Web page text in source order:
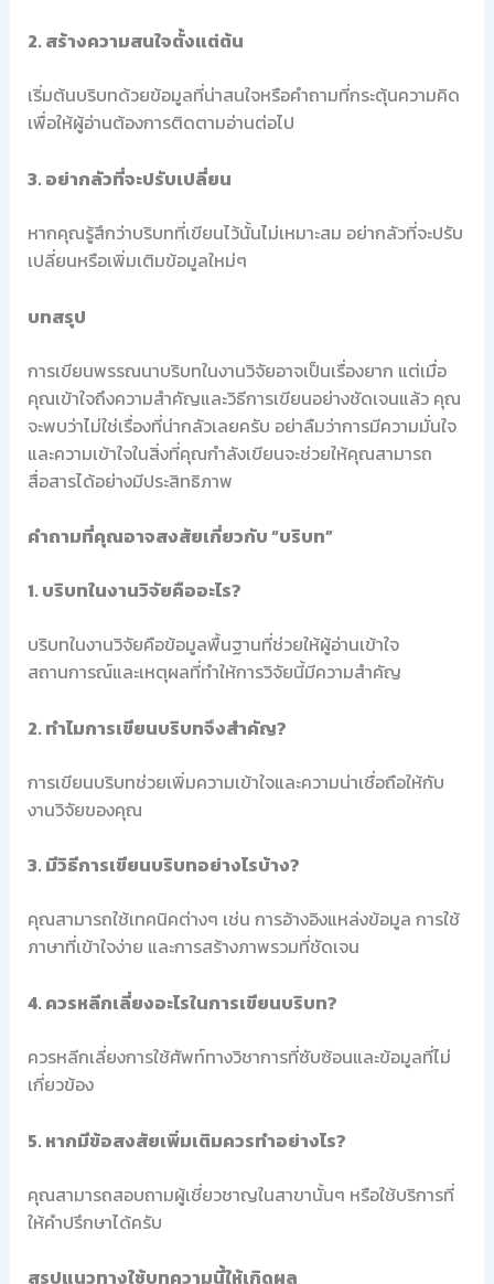
2. สร้างความสนใจตั้งแต่ต้น
เริ่มต้นบริบทด้วยข้อมูลที่น่าสนใจหรือคำถามที่กระตุ้นความคิด
เพื่อให้ผู้อ่านต้องการติดตามอ่านต่อไป
3. อย่ากลัวที่จะปรับเปลี่ยน
หากคุณรู้สึกว่าบริบทที่เขียนไว้นั้นไม่เหมาะสม อย่ากลัวที่จะปรับ
เปลี่ยนหรือเพิ่มเติมข้อมูลใหม่ๆ
บทสรุป
การเขียนพรรณนาบริบทในงานวิจัยอาจเป็นเรื่องยาก แต่เมื่อ
คุณเข้าใจถึงความสำคัญและวิธีการเขียนอย่างชัดเจนแล้ว คุณ
จะพบว่าไม่ใช่เรื่องที่น่ากลัวเลยครับ อย่าลืมว่าการมีความมั่นใจ
และความเข้าใจในสิ่งที่คุณกำลังเขียนจะช่วยให้คุณสามารถ
สื่อสารได้อย่างมีประสิทธิภาพ
คำถามที่คุณอาจสงสัยเกี่ยวกับ “บริบท”
1. บริบทในงานวิจัยคืออะไร?
บริบทในงานวิจัยคือข้อมูลพื้นฐานที่ช่วยให้ผู้อ่านเข้าใจ
สถานการณ์และเหตุผลที่ทำให้การวิจัยนี้มีความสำคัญ
2. ทำไมการเขียนบริบทจึงสำคัญ?
การเขียนบริบทช่วยเพิ่มความเข้าใจและความน่าเชื่อถือให้กับ
งานวิจัยของคุณ
3. มีวิธีการเขียนบริบทอย่างไรบ้าง?
คุณสามารถใช้เทคนิคต่างๆ เช่น การอ้างอิงแหล่งข้อมูล การใช้
ภาษาที่เข้าใจง่าย และการสร้างภาพรวมที่ชัดเจน
4. ควรหลีกเลี่ยงอะไรในการเขียนบริบท?
ควรหลีกเลี่ยงการใช้ศัพท์ทางวิชาการที่ซับซ้อนและข้อมูลที่ไม่
เกี่ยวข้อง
5. หากมีข้อสงสัยเพิ่มเติมควรทำอย่างไร?
คุณสามารถสอบถามผู้เชี่ยวชาญในสาขานั้นๆ หรือใช้บริการที่
ให้คำปรึกษาได้ครับ
สรุปแนวทางใช้บทความนี้ให้เกิดผล